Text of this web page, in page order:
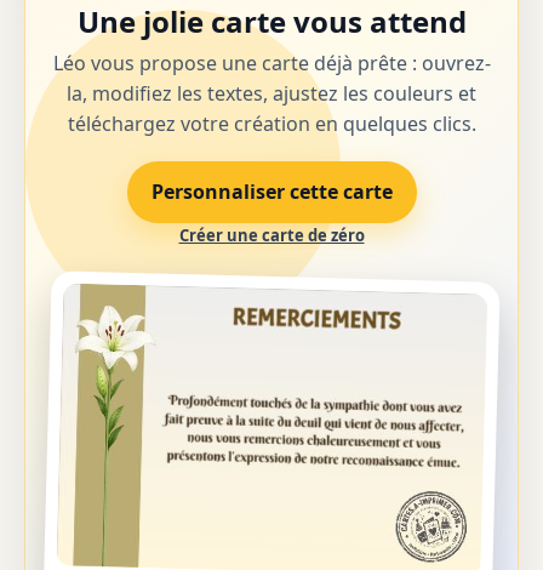
Une jolie carte vous attend
Léo vous propose une carte déjà prête : ouvrez-
la, modifiez les textes, ajustez les couleurs et
téléchargez votre création en quelques clics.
Personnaliser cette carte
Créer une carte de zéro